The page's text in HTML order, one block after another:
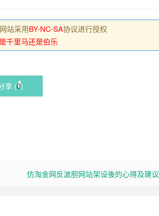
站采用BY-NC-SA协议进行授权
千里马还是伯乐
享 (0)
仿淘金网反波胆网站架设後的心得及建议